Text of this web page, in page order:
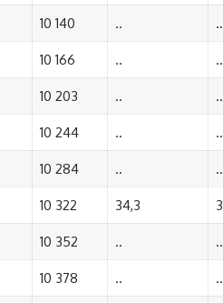
10 140 .. ..
10 166 .. ..
10 203 .. ..
10 244 .. ..
10 284 .. ..
10 322 34,3
10 352 .. ..
10 378 .. ..